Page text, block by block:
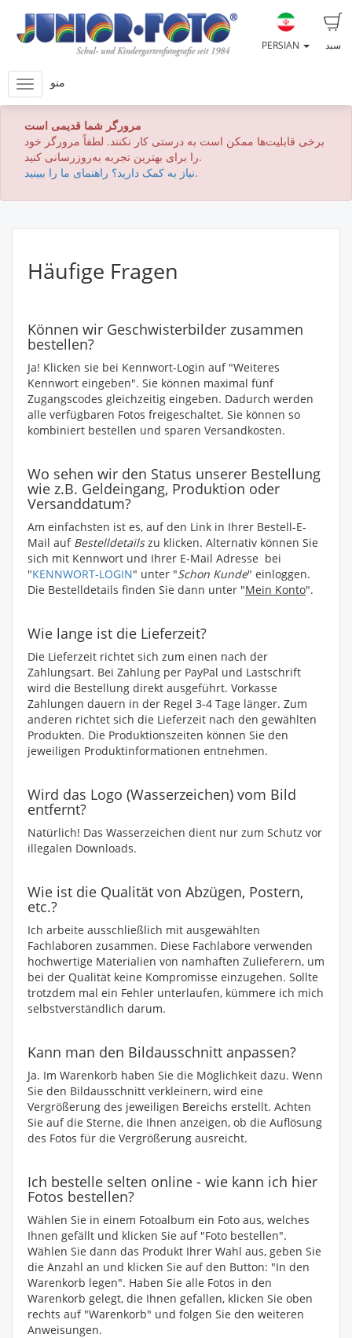
سبد PERSIAN
منو
مرورگر شما قدیمی است
برخی قابلیت‌ها ممکن است به درستی کار نکنند. لطفاً مرورگر خود
را برای بهترین تجربه به‌روزرسانی کنید.
نیاز به کمک دارید؟ راهنمای ما را ببینید.
Häufige Fragen
Können wir Geschwisterbilder zusammen
bestellen?
Ja! Klicken sie bei Kennwort-Login auf "Weiteres
Kennwort eingeben". Sie können maximal fünf
Zugangscodes gleichzeitig eingeben. Dadurch werden
alle verfügbaren Fotos freigeschaltet. Sie können so
kombiniert bestellen und sparen Versandkosten.
Wo sehen wir den Status unserer Bestellung
wie z.B. Geldeingang, Produktion oder
Versanddatum?
Am einfachsten ist es, auf den Link in Ihrer Bestell-E-
Mail auf Bestelldetailszu klicken. Alternativ können Sie
sich mit Kennwort und Ihrer E-Mail Adresse bei
"KENNWORT-LOGIN" unter "Schon Kunde" einloggen.
Die Bestelldetails finden Sie dann unter "Mein Konto".
Wie lange ist die Lieferzeit?
Die Lieferzeit richtet sich zum einen nach der
Zahlungsart. Bei Zahlung per PayPal und Lastschrift
wird die Bestellung direkt ausgeführt. Vorkasse
Zahlungen dauern in der Regel 3-4 Tage länger. Zum
anderen richtet sich die Lieferzeit nach den gewählten
Produkten. Die Produktionszeiten können Sie den
jeweiligen Produktinformationen entnehmen.
Wird das Logo (Wasserzeichen) vom Bild
entfernt?
Natürlich! Das Wasserzeichen dient nur zum Schutz vor
illegalen Downloads.
Wie ist die Qualität von Abzügen, Postern,
etc.?
Ich arbeite ausschließlich mit ausgewählten
Fachlaboren zusammen. Diese Fachlabore verwenden
hochwertige Materialien von namhaften Zulieferern, um
bei der Qualität keine Kompromisse einzugehen. Sollte
trotzdem mal ein Fehler unterlaufen, kümmere ich mich
selbstverständlich darum.
Kann man den Bildausschnitt anpassen?
Ja. Im Warenkorb haben Sie die Möglichkeit dazu. Wenn
Sie den Bildausschnitt verkleinern, wird eine
Vergrößerung des jeweiligen Bereichs erstellt. Achten
Sie auf die Sterne, die Ihnen anzeigen, ob die Auflösung
des Fotos für die Vergrößerung ausreicht.
Ich bestelle selten online - wie kann ich hier
Fotos bestellen?
Wählen Sie in einem Fotoalbum ein Foto aus, welches
Ihnen gefällt und klicken Sie auf "Foto bestellen".
Wählen Sie dann das Produkt Ihrer Wahl aus, geben Sie
die Anzahl an und klicken Sie auf den Button: "In den
Warenkorb legen". Haben Sie alle Fotos in den
Warenkorb gelegt, die Ihnen gefallen, klicken Sie oben
rechts auf "Warenkorb" und folgen Sie den weiteren
Anweisungen.